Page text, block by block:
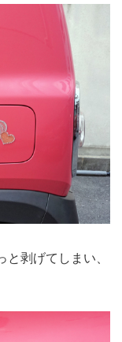
剥げてしまい、